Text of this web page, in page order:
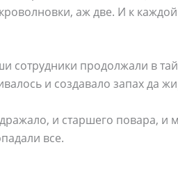
аж две. И к
сотрудники продолжали в
и создавало запах да
и старшего повара, и
все.